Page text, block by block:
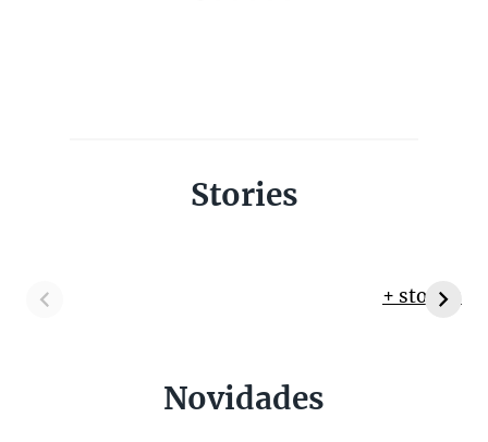
Stories
+ stories
Novidades